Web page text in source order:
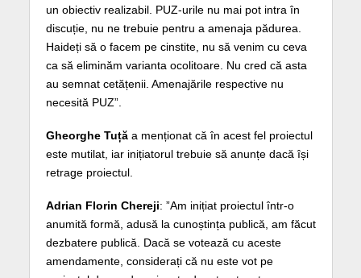
un obiectiv realizabil. PUZ-urile nu mai pot intra în
discuție, nu ne trebuie pentru a amenaja pădurea.
Haideți să o facem pe cinstite, nu să venim cu ceva
ca să eliminăm varianta ocolitoare. Nu cred că asta
au semnat cetățenii. Amenajările respective nu
necesită PUZ”.
Gheorghe Tuțăa menționat că în acest fel proiectul
este mutilat, iar inițiatorul trebuie să anunțe dacă își
retrage proiectul.
Adrian Florin Chereji: ”Am inițiat proiectul într-o
anumită formă, adusă la cunoștința publică, am făcut
dezbatere publică. Dacă se votează cu aceste
amendamente, considerați că nu este vot pe